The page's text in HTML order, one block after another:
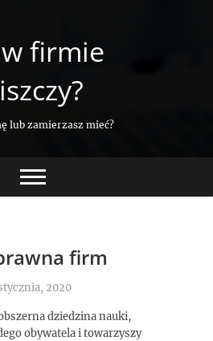
firmie
lub zamierzasz mieć?
firm
2020
dziedzina nauki,
obywatela i towarzyszy